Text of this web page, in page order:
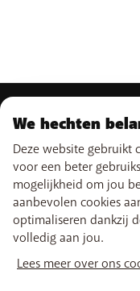
ONS AANBOD
Gsm-abonnementen
Smartphones
Internet
TV
Combineer
Boosters wifi
Tadaam
ONZE DIENSTEN
eSIM
Free Data Day
Limiet buiten
Internationale tarieven
Netwerk
SUPPORT
Hulp & Contact
My BASE
Verkooppunten
We hechten
Deze website gebruikt
voor een beter
mogelijkheid om jou
aanbevolen cookies
optimaliseren dankzij
volledig aan jou.
Lees meer over ons